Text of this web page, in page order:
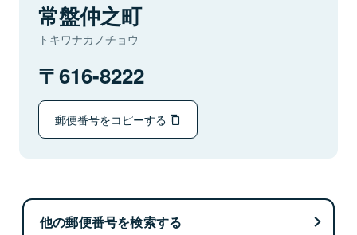
常盤仲之町
トキワナカノチョウ
616-8222
郵便番号をコピーする
他の郵便番号を検索する